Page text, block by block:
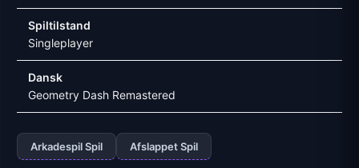
Spiltilstand
Singleplayer
Dansk
Geometry Dash Remastered
Arkadespil Spil Afslappet Spil